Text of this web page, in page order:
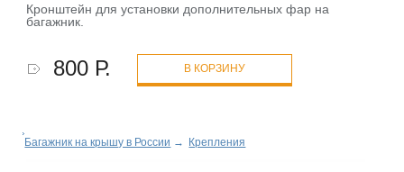
Кронштейн для установки дополнительных фар на
багажник.
800 Р. В КОРЗИНУ
Багажник на крышу в России → Крепления